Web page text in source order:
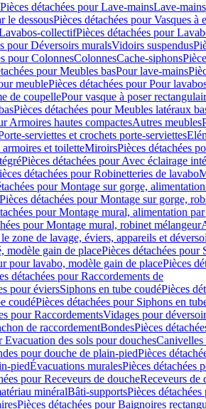
Pièces détachées pour Lave-mainsLave-
le dessousPièces détachées pour Vasques à
collectifPièces détachées pour
pour Déversoirs muralsVidoirs suspendus
pour ColonnesColonnesCache-siphons
pour Meubles basPour lave-mains
meublePièces détachées pour Pour
de coupellePour vasque à poser
Pièces détachées pour Meubles latéraux
Armoires hautes compactesAutres meubles
serviettes et crochets porte-serviettes
et toiletteMiroirsPièces détachées
Pièces détachées pour Avec éclairage
détachées pour Robinetteries de lavabo
pour Montage sur gorge,
Pièces détachées pour Montage sur gorge,
pour Montage mural, alimentation
pour Montage mural, robinet mélangeur
zone de lavage, éviers, appareils et
modèle gain de placePièces détachées pour
pour lavabo, modèle gain de placePièces
détachées pour Raccordements de
pour éviersSiphons en tube coudéPièces
coudéPièces détachées pour Siphons en
pour RaccordementsVidages pour
de raccordementBondesPièces
Evacuation des sols pour douchesCanivelles
pour douche de plain-piedPièces
piedÉvacuations muralesPièces détachées
pour Receveurs de doucheReceveurs de
minéralBâti-supportsPièces
Pièces détachées pour Baignoires